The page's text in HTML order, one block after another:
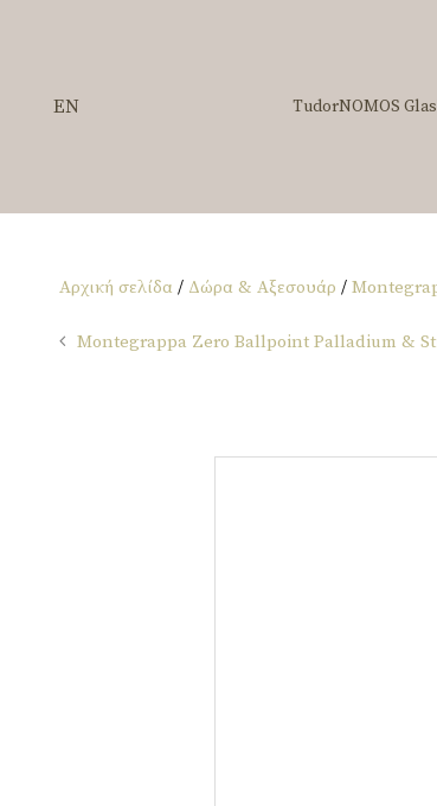
EN TudorNOMOS
Αρχική σελίδα / Δώρα & Αξεσουάρ /
Montegrappa Zero Ballpoint Palladium &